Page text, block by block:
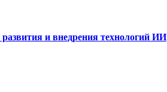
и внедрения технологий ИИ